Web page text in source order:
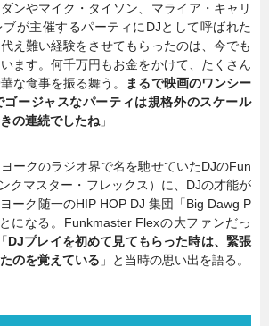
ンやマイク・タイソン、マライア・キャリ
が主催するパーティにDJとして呼ばれた
え難い経験をさせてもらったのは、今でも
ます。何千万円もお金をかけて、たくさん
な食事を振る舞う。
まるで映画のワンシー
ゴージャスなパーティは規格外のスケール
の連続でしたね 」
ークのラジオ界で名を馳せていたDJのFun
クマスター・フレックス）に、DJの才能が
ーク随一のHIP HOP DJ 集団「Big Dawg P
になる。Funkmaster Flexの大ファンだっ
DJプレイを初めて見てもらった時は、緊張
のを覚えている 」と当時の思い出を語る。